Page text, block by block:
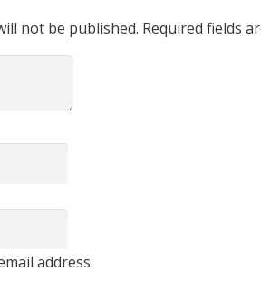
not be published. Required fields
address.